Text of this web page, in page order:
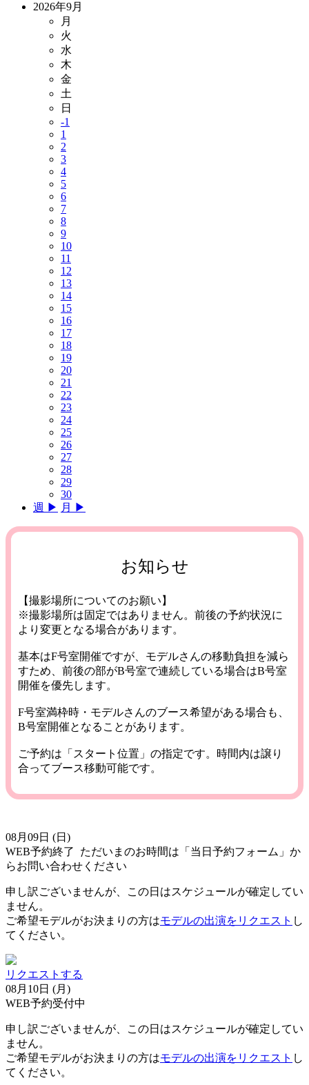
2026年9月
月
火
水
木
金
土
日
-1
1
2
3
4
5
6
7
8
9
10
11
12
13
14
15
16
17
18
19
20
21
22
23
24
25
26
27
28
29
30
週 ▶︎ 月 ▶︎
お知らせ
【撮影場所についてのお願い】
※撮影場所は固定ではありません。前後の予約状況に
より変更となる場合があります。
基本はF号室開催ですが、モデルさんの移動負担を減ら
すため、前後の部がB号室で連続している場合はB号室
開催を優先します。
F号室満枠時・モデルさんのブース希望がある場合も、
B号室開催となることがあります。
ご予約は「スタート位置」の指定です。時間内は譲り
合ってブース移動可能です。
08月09日 (日)
WEB予約終了
ただいまのお時間は「当日予約フォーム」か
らお問い合わせください
申し訳ございませんが、この日はスケジュールが確定してい
ません。
ご希望モデルがお決まりの方はモデルの出演をリクエスト し
てください。
リクエストする
08月10日 (月)
WEB予約受付中
申し訳ございませんが、この日はスケジュールが確定してい
ません。
ご希望モデルがお決まりの方はモデルの出演をリクエスト し
てください。